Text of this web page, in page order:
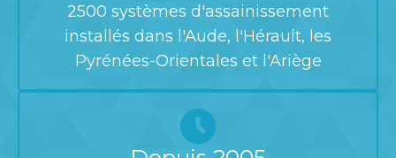
2500 systèmes d'assainissement
installés dans l'Aude, l'Hérault, les
Pyrénées-Orientales et l'Ariège